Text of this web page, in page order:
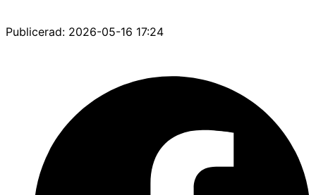
Publicerad: 2026-05-16 17:24